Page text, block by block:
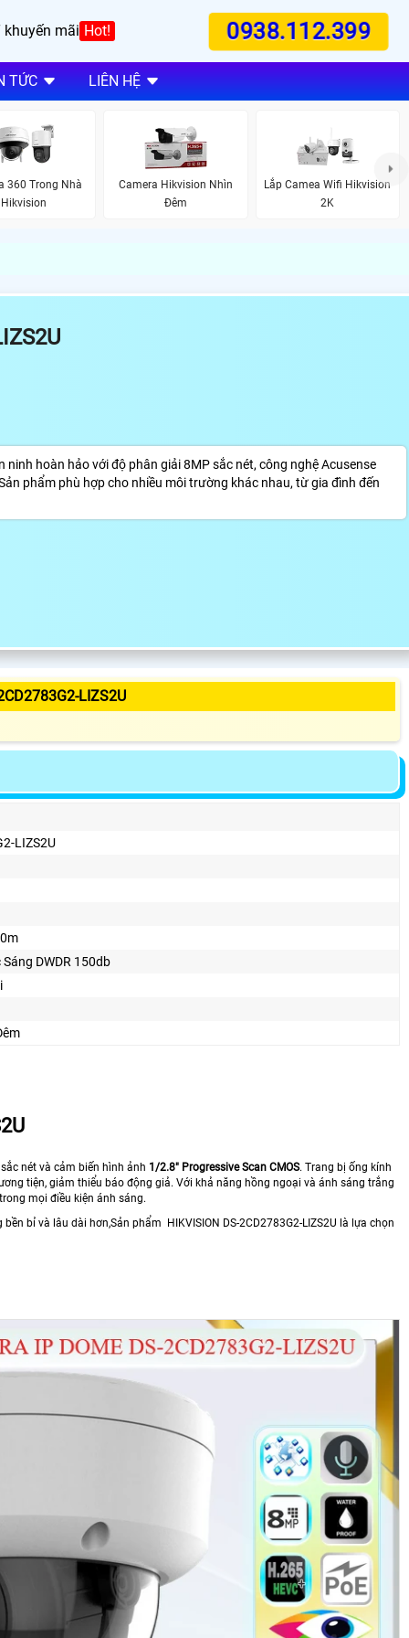
khuyến mãi Hot! 0938.112.399
TỨC LIÊN HỆ
360 Trong Nhà
Hikvision
Camera Hikvision Nhìn
Đêm
Lắp Camea Wifi Hikvision
2K
ninh hoàn hảo với độ phân giải 8MP sắc nét, công nghệ Acusense
phẩm phù hợp cho nhiều môi trường khác nhau, từ gia đình đến
LIZS2U
LIZS2U
DWDR 150db
nét và cảm biến hình ảnh 1/2.8" Progressive Scan CMOS. Trang bị ống kính
tiện, giảm thiểu báo động giả. Với khả năng hồng ngoại và ánh sáng trắng
mọi điều kiện ánh sáng.
bỉ và lâu dài hơn,Sản phẩm HIKVISION DS-2CD2783G2-LIZS2U là lựa chọn